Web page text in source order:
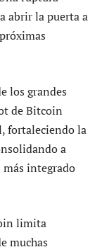
abrir la puerta a
los grandes
de Bitcoin
fortaleciendo la
a
más integrado
limita
muchas